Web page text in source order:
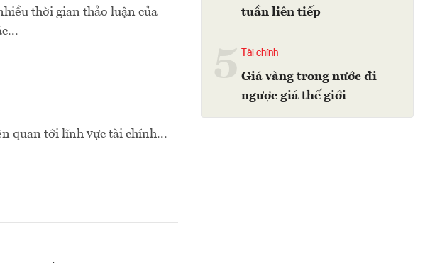
thời gian thảo luận của
quan tới lĩnh vực tài chính...
tuần liên tiếp
Tài chính
Giá vàng trong nước đi
ngược giá thế giới